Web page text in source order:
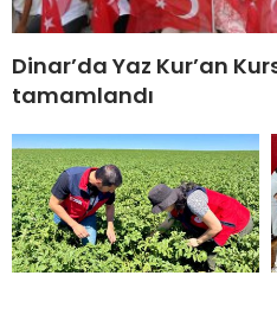
Dinar’da Yaz Kur’an
tamamlandı